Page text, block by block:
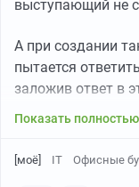
выступающий не
А при создании
пытается
заложив ответ в
Показать полностью
[моё] IT Офисные